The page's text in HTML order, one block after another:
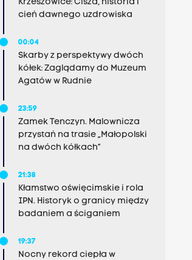
Krzeszowice: Cisza, historia i
cień dawnego uzdrowiska
00:04
Skarby z perspektywy dwóch
kółek: Zaglądamy do Muzeum
Agatów w Rudnie
23:59
Zamek Tenczyn. Malownicza
przystań na trasie „Małopolski
na dwóch kółkach”
21:38
Kłamstwo oświęcimskie i rola
IPN. Historyk o granicy między
badaniem a ściganiem
19:37
Nocny rekord ciepła w